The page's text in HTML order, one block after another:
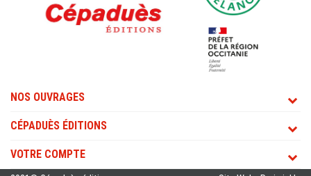
NOS OUVRAGES
CÉPADUÈS ÉDITIONS
VOTRE COMPTE